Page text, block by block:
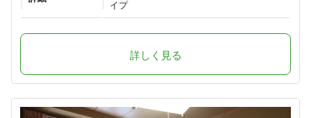
イプ
詳しく見る